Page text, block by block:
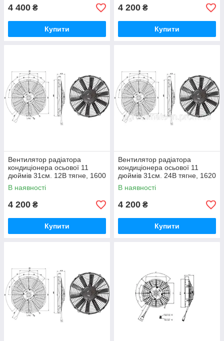
4 400 ₴
Купити
4 200 ₴
Купити
Вентилятор радіатора
кондиціонера осьової 11
дюймів 31см. 12В тягне, 1600
м3/год (Kormas)
В наявності
4 200 ₴
Купити
Вентилятор радіатора
кондиціонера осьової 11
дюймів 31см. 24В тягне, 1620
м3/год (Kormas)
В наявності
4 200 ₴
Купити